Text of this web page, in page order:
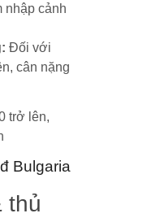
nhập cảnh
Đối với
cân nặng
trở lên,
Bulgaria
thủ